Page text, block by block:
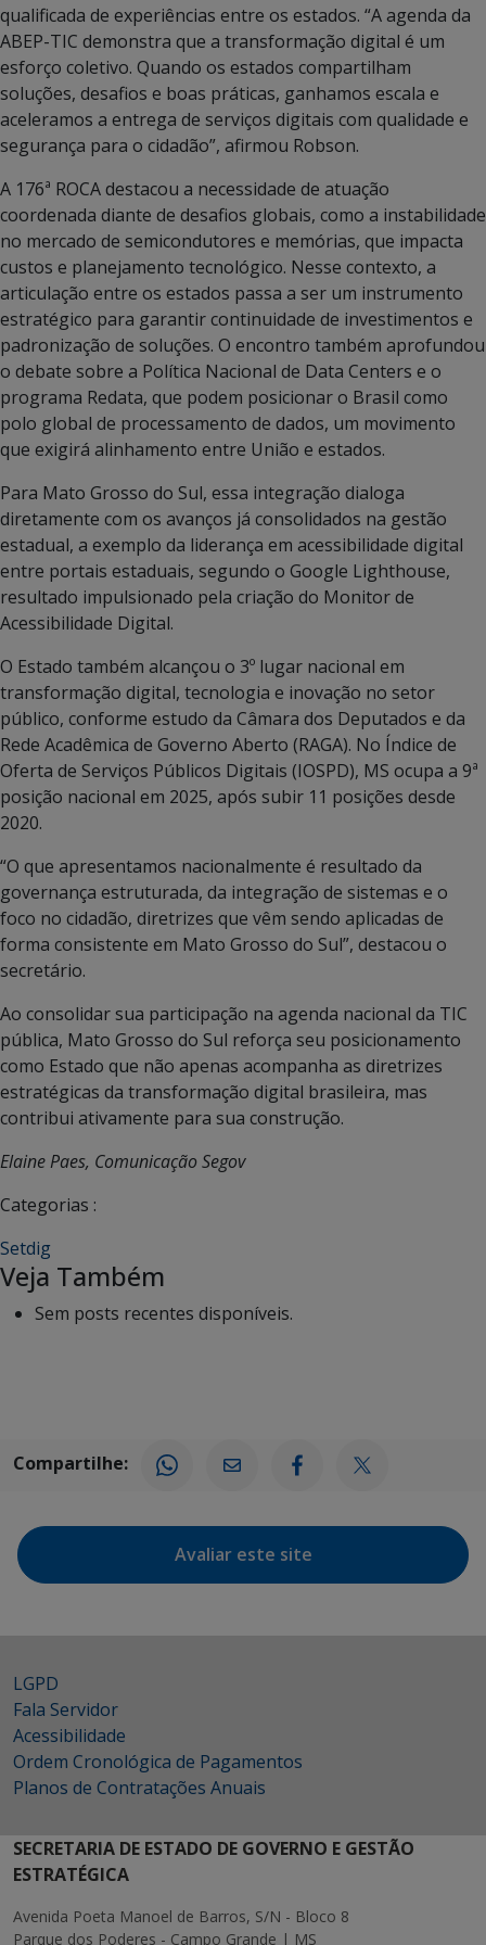
qualificada de experiências entre os estados. “A agenda da
ABEP-TIC demonstra que a transformação digital é um
esforço coletivo. Quando os estados compartilham
soluções, desafios e boas práticas, ganhamos escala e
aceleramos a entrega de serviços digitais com qualidade e
segurança para o cidadão”, afirmou Robson.
A 176ª ROCA destacou a necessidade de atuação
coordenada diante de desafios globais, como a instabilidade
no mercado de semicondutores e memórias, que impacta
custos e planejamento tecnológico. Nesse contexto, a
articulação entre os estados passa a ser um instrumento
estratégico para garantir continuidade de investimentos e
padronização de soluções. O encontro também aprofundou
o debate sobre a Política Nacional de Data Centers e o
programa Redata, que podem posicionar o Brasil como
polo global de processamento de dados, um movimento
que exigirá alinhamento entre União e estados.
Para Mato Grosso do Sul, essa integração dialoga
diretamente com os avanços já consolidados na gestão
estadual, a exemplo da liderança em acessibilidade digital
entre portais estaduais, segundo o Google Lighthouse,
resultado impulsionado pela criação do Monitor de
Acessibilidade Digital.
O Estado também alcançou o 3º lugar nacional em
transformação digital, tecnologia e inovação no setor
público, conforme estudo da Câmara dos Deputados e da
Rede Acadêmica de Governo Aberto (RAGA). No Índice de
Oferta de Serviços Públicos Digitais (IOSPD), MS ocupa a 9ª
posição nacional em 2025, após subir 11 posições desde
2020.
“O que apresentamos nacionalmente é resultado da
governança estruturada, da integração de sistemas e o
foco no cidadão, diretrizes que vêm sendo aplicadas de
forma consistente em Mato Grosso do Sul”, destacou o
secretário.
Ao consolidar sua participação na agenda nacional da TIC
pública, Mato Grosso do Sul reforça seu posicionamento
como Estado que não apenas acompanha as diretrizes
estratégicas da transformação digital brasileira, mas
contribui ativamente para sua construção.
Elaine Paes, Comunicação Segov
Categorias :
Setdig
Veja Também
Sem posts recentes disponíveis.
Compartilhe:
Avaliar este site
LGPD
Fala Servidor
Acessibilidade
Ordem Cronológica de Pagamentos
Planos de Contratações Anuais
SECRETARIA DE ESTADO DE GOVERNO E GESTÃO
ESTRATÉGICA
Avenida Poeta Manoel de Barros, S/N - Bloco 8
Parque dos Poderes - Campo Grande | MS